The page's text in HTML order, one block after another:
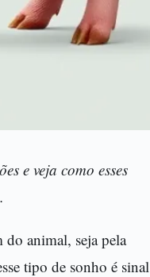
e veja como esses
do animal, seja pela
tipo de sonho é sinal